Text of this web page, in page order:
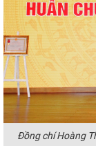
Đồng chí Hoàng